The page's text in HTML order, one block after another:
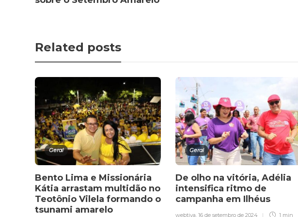
Related posts
Geral
Bento Lima e Missionária
Kátia arrastam multidão no
Teotônio Vilela formando o
tsunami amarelo
Geral
De olho na vitória, Adélia
intensifica ritmo de
campanha em Ilhéus
webtiva 16 de setembro de 2024 1 min